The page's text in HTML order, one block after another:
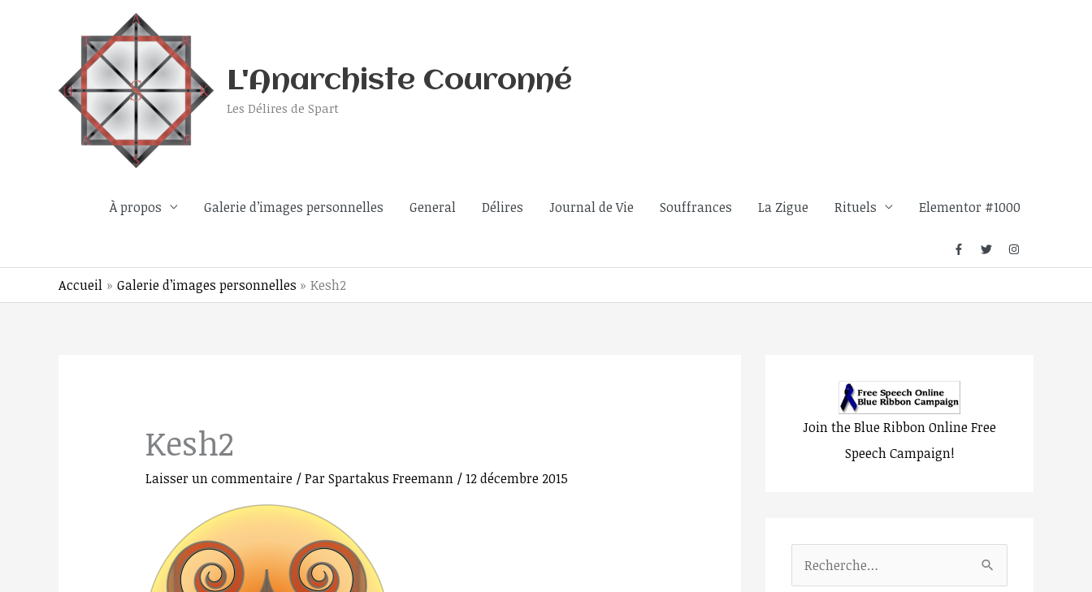
L'Anarchiste Couronné
Les Délires de Spart
À propos Galerie d’images personnelles General Délires Journal de Vie Souffrances La Zigue Rituels Elementor #1000
Accueil Galerie d’images personnelles Kesh2
Kesh2
Laisser un commentaire / ParSpartakus Freemann /12 décembre 2015
Join the Blue Ribbon Online Free
Speech Campaign!